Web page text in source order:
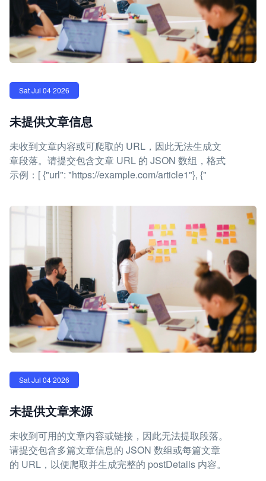
Sat Jul 04 2026
未提供文章信息
未收到文章内容或可爬取的 URL，因此无法生成文
章段落。请提交包含文章 URL 的 JSON 数组，格式
示例：[ {"url": "https://example.com/article1"}, {"
Sat Jul 04 2026
未提供文章来源
未收到可用的文章内容或链接，因此无法提取段落。
请提交包含多篇文章信息的 JSON 数组或每篇文章
的 URL，以便爬取并生成完整的 postDetails 内容。